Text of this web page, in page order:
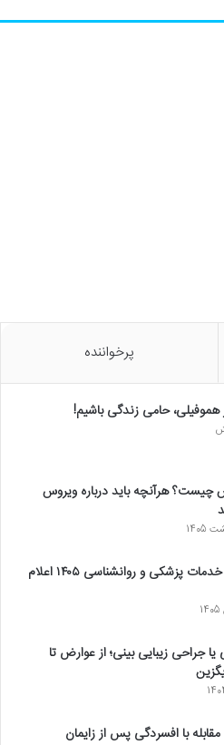
پرخواننده
هموفیلی، حامی زندگی باشیم!
چیست؟ هرآنچه باید درباره ویروس
تعرفه‌های خدمات پزشکی و روانشناسی ۱۴۰۵ اعلام
یا جراحی زیبایی بینی؛ از عوارض تا
با افسردگی پس از زایمان